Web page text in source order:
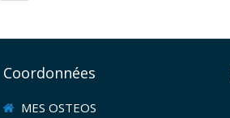
Coordonnées
MES OSTEOS